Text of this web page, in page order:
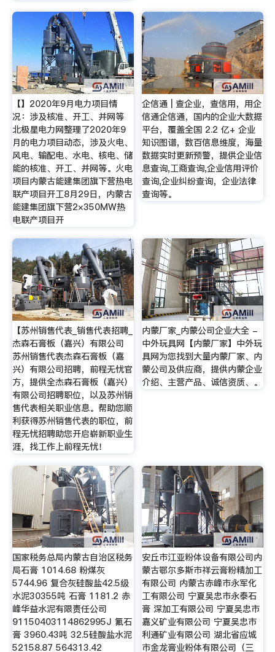
【】2020年9月电力项目情
况：涉及核准、开工、并网等
北极星电力网整理了2020年9
月的电力项目动态，涉及火电、
风电、输配电、水电、核电、储
能的核准、开工、并网等。火电
项目内蒙古能建集团旗下营热电
联产项目开工8月29日，内蒙古
能建集团旗下营2×350MW热
电联产项目开
企信通 | 查企业，查信用，用企
信通企信通，国内的企业大数据
平台，覆盖全国 2.2 亿+ 企业
知识图谱，数百信息维度，海量
数据实时更新预警，提供企业信
息查询,工商查询,企业信用评价
查询,企业纠纷查询，企业法律
查询等。
【苏州销售代表_销售代表招聘_
杰森石膏板（嘉兴）有限公司
苏州销售代表杰森石膏板（嘉
兴）有限公司招聘，前程无忧官
方，提供全杰森石膏板（嘉兴）
有限公司招聘职位，以及苏州销
售代表相关职业信息。帮助您顺
利获得苏州销售代表的职位，前
程无忧招聘助您开启崭新职业生
涯，找工作上前程无忧！
内蒙厂家_内蒙公司企业大全 -
中外玩具网【内蒙厂家】中外玩
具网为您找到大量内蒙厂家、内
蒙公司及供应商，提供内蒙企业
介绍、主营产品、诚信资质、。
国家税务总局内蒙古自治区税务
局石膏 1014.68 粉煤灰
5744.96 复合灰硅酸盐42.5级
水泥30355吨 石膏 1181.2 赤
峰华益水泥有限责任公司
91150403114862995J 氟石
膏 3960.43吨 32.5硅酸盐水泥
52158.87 564313.42
安丘市江亚粉体设备有限公司内
蒙古鄂尔多斯市祥云膏粉精加工
有限公司 内蒙古赤峰市永军化
工有限公司 宁夏吴忠市永泰石
膏 深加工有限公司 宁夏吴忠市
嘉义矿业有限公司 宁夏吴忠市
利通矿业有限公司 湖北省应城
市金龙膏业粉体有限公司（三